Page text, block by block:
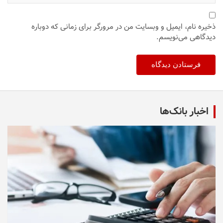
ذخیره نام، ایمیل و وبسایت من در مرورگر برای زمانی که دوباره
دیدگاهی می‌نویسم.
اخبار بانک‌ها